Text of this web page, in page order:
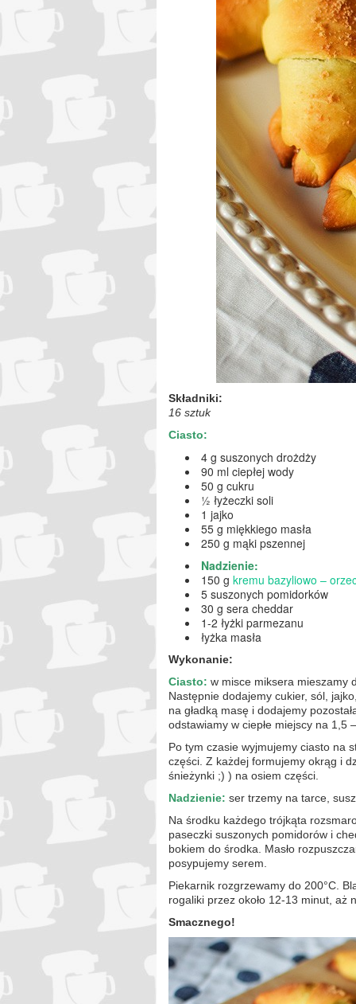
Składniki:
16 sztuk
Ciasto:
4 g suszonych drożdży
90 ml ciepłej wody
50 g cukru
½ łyżeczki soli
1 jajko
55 g miękkiego masła
250 g mąki pszennej
Nadzienie:
150 g kremu bazyliowo –
5 suszonych pomidorków
30 g sera cheddar
1-2 łyżki parmezanu
łyżka masła
Wykonanie:
Ciasto: w misce miksera mieszamy
Następnie dodajemy cukier, sól,
na gładką masę i dodajemy
odstawiamy w ciepłe miejscy na 1,5
Po tym czasie wyjmujemy ciasto na
części. Z każdej formujemy okrąg i
śnieżynki ;) ) na osiem części.
Nadzienie: ser trzemy na tarce,
Na środku każdego trójkąta
paseczki suszonych pomidorów i
bokiem do środka. Masło
posypujemy serem.
Piekarnik rozgrzewamy do 200°C.
rogaliki przez około 12-13 minut, aż
Smacznego!